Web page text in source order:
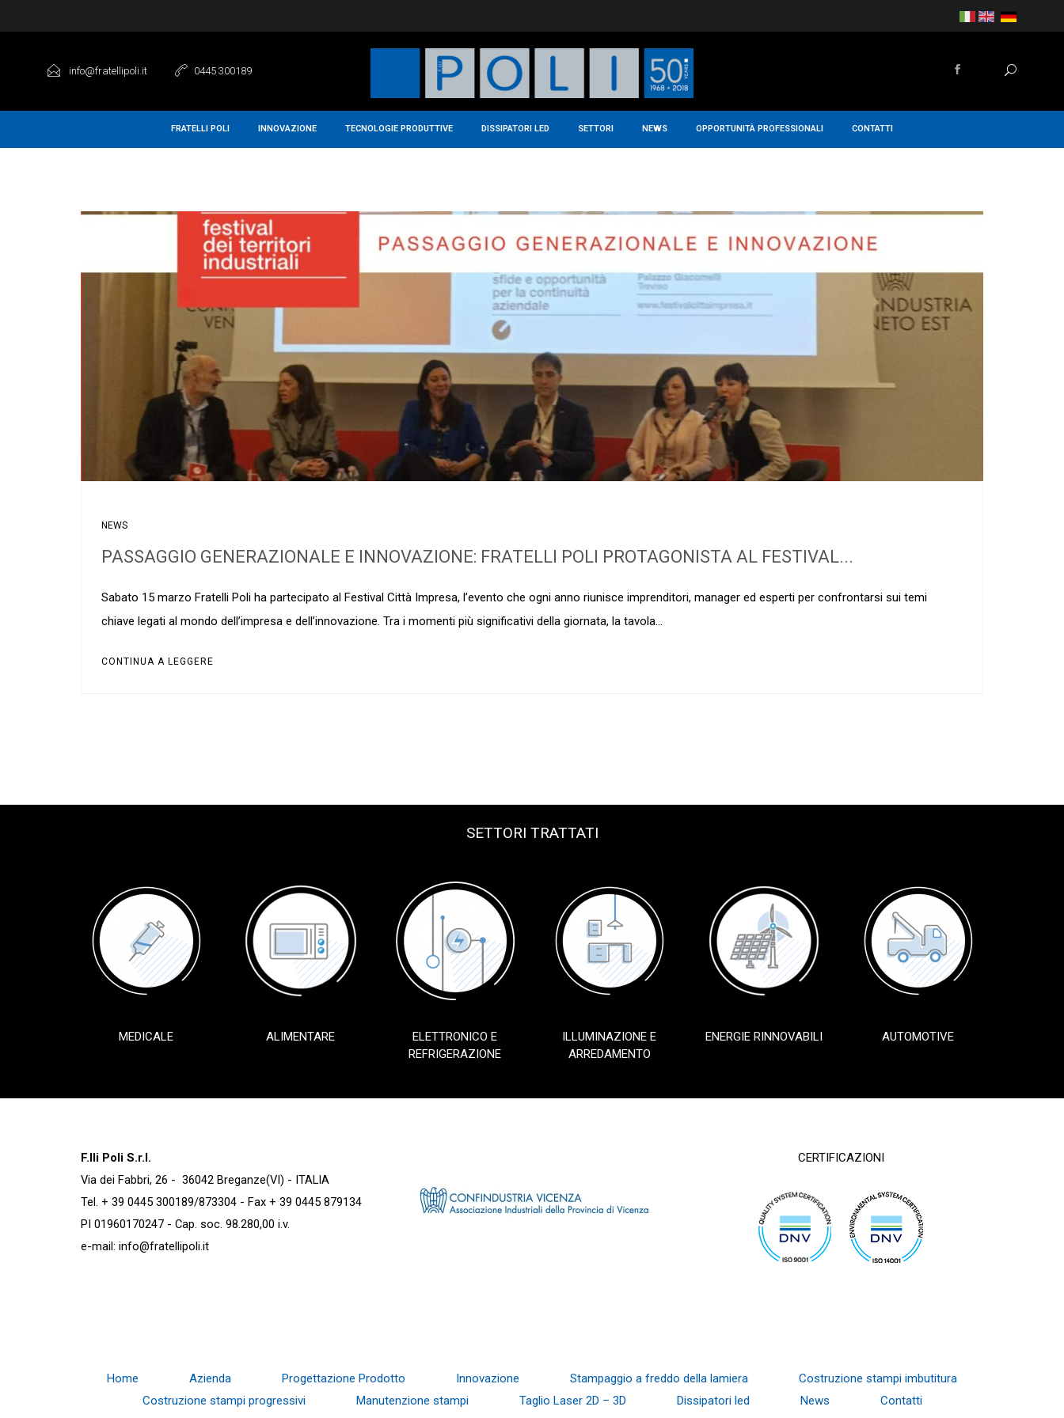
info@fratellipoli.it 0445 300189
FRATELLI POLI INNOVAZIONE TECNOLOGIE PRODUTTIVE DISSIPATORI LED SETTORI NEWS OPPORTUNITÀ PROFESSIONALI CONTATTI
NEWS
PASSAGGIO GENERAZIONALE E INNOVAZIONE: FRATELLI POLI PROTAGONISTA AL FESTIVAL...
Sabato 15 marzo Fratelli Poli ha partecipato al Festival Città Impresa, l’evento che ogni anno riunisce imprenditori, manager ed esperti per confrontarsi sui temi
chiave legati al mondo dell’impresa e dell’innovazione. Tra i momenti più significativi della giornata, la tavola...
CONTINUA A LEGGERE
SETTORI TRATTATI
MEDICALE ALIMENTARE
ELETTRONICO E
REFRIGERAZIONE
ILLUMINAZIONE E
ARREDAMENTO
ENERGIE RINNOVABILI AUTOMOTIVE
F.lli Poli S.r.l.
Via dei Fabbri, 26 - 36042 Breganze(VI) - ITALIA
Tel. + 39 0445 300189/873304 - Fax + 39 0445 879134
PI 01960170247 - Cap. soc. 98.280,00 i.v.
e-mail: info@fratellipoli.it
CERTIFICAZIONI
Home Azienda Progettazione Prodotto Innovazione Stampaggio a freddo della lamiera
Costruzione stampi imbutitura
Costruzione stampi progressivi
Manutenzione stampi Taglio Laser 2D – 3D Dissipatori led News
Contatti